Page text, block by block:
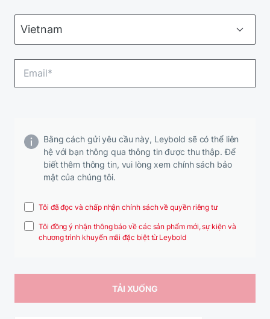
Bằng cách gửi yêu cầu này, Leybold sẽ có thể liên
hệ với bạn thông qua thông tin được thu thập. Để
biết thêm thông tin, vui lòng xem chính sách bảo
mật của chúng tôi.
Tôi đã đọc và chấp nhận chính sách về quyền riêng tư
Tôi đồng ý nhận thông báo về các sản phẩm mới, sự kiện và
chương trình khuyến mãi đặc biệt từ Leybold